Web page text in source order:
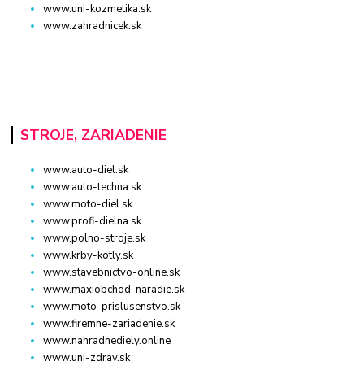
www.uni-kozmetika.sk
www.zahradnicek.sk
STROJE, ZARIADENIE
www.auto-diel.sk
www.auto-techna.sk
www.moto-diel.sk
www.profi-dielna.sk
www.polno-stroje.sk
www.krby-kotly.sk
www.stavebnictvo-online.sk
www.maxiobchod-naradie.sk
www.moto-prislusenstvo.sk
www.firemne-zariadenie.sk
www.nahradnediely.online
www.uni-zdrav.sk